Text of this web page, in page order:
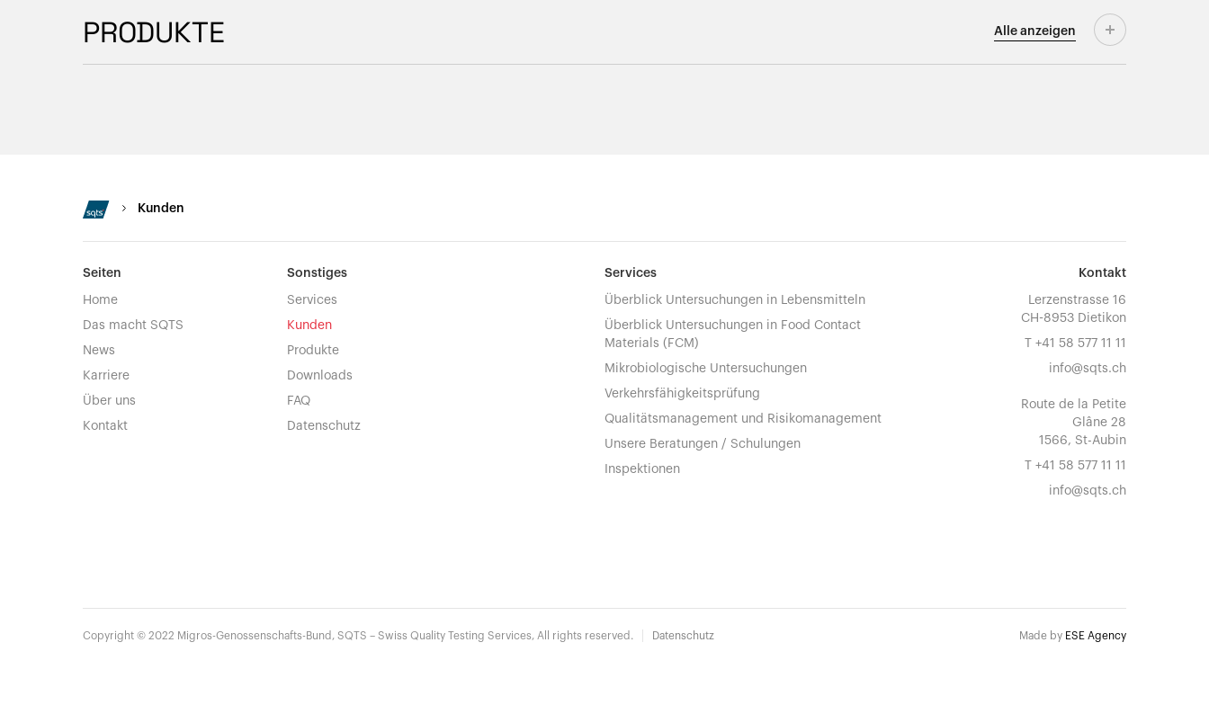
PRODUKTE Alle anzeigen
Kunden
Seiten
Home
Das macht SQTS
News
Karriere
Über uns
Kontakt
Sonstiges
Services
Kunden
Produkte
Downloads
FAQ
Datenschutz
Services
Überblick Untersuchungen in Lebensmitteln
Überblick Untersuchungen in Food Contact
Materials (FCM)
Mikrobiologische Untersuchungen
Verkehrsfähigkeitsprüfung
Qualitätsmanagement und Risikomanagement
Unsere Beratungen / Schulungen
Inspektionen
Kontakt
Lerzenstrasse 16
CH-8953 Dietikon
T +41 58 577 11 11
info@sqts.ch
Route de la Petite
Glâne 28
1566, St-Aubin
T +41 58 577 11 11
info@sqts.ch
Copyright © 2022 Migros-Genossenschafts-Bund, SQTS – Swiss Quality Testing Services, All rights reserved. Datenschutz Made by ESE Agency